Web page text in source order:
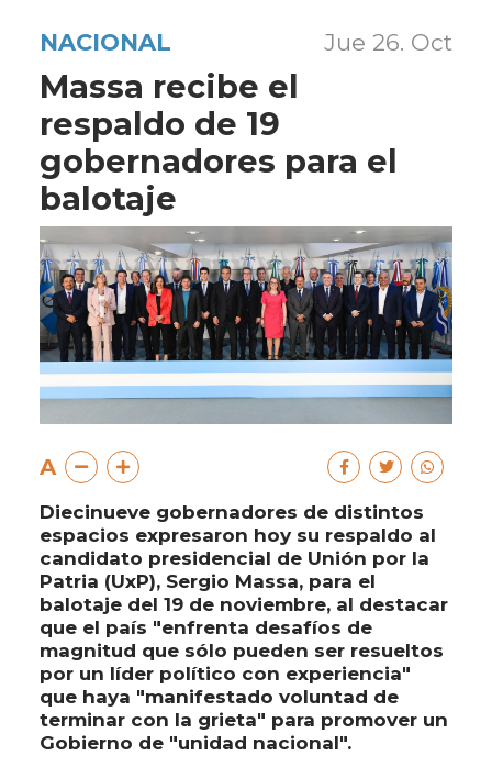
NACIONAL Jue 26. Oct
Massa recibe el
respaldo de 19
gobernadores para el
balotaje
A
Diecinueve gobernadores de distintos
espacios expresaron hoy su respaldo al
candidato presidencial de Unión por la
Patria (UxP), Sergio Massa, para el
balotaje del 19 de noviembre, al destacar
que el país "enfrenta desafíos de
magnitud que sólo pueden ser resueltos
por un líder político con experiencia"
que haya "manifestado voluntad de
terminar con la grieta" para promover un
Gobierno de "unidad nacional".